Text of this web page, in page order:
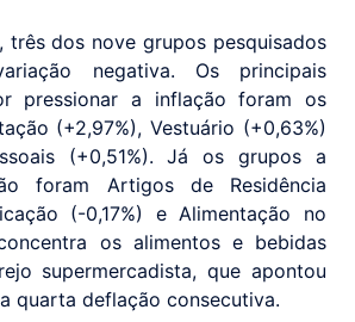
três dos nove grupos pesquisados
negativa. Os principais
pressionar a inflação foram os
(+2,97%), Vestuário (+0,63%)
(+0,51%). Já os grupos a
foram Artigos de Residência
(-0,17%) e Alimentação no
os alimentos e bebidas
supermercadista, que apontou
quarta deflação consecutiva.